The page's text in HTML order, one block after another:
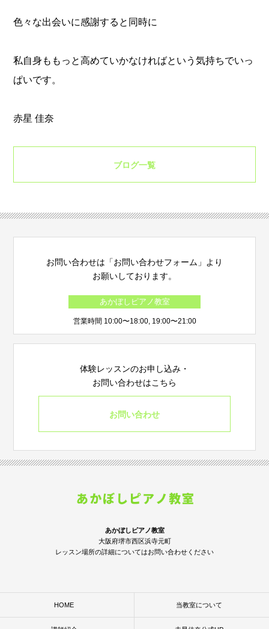
色々な出会いに感謝すると同時に
私自身ももっと高めていかなければという気持ちでいっ
ぱいです。
赤星 佳奈
ブログ一覧
お問い合わせは「お問い合わせフォーム」より
お願いしております。
あかぼしピアノ教室
営業時間 10:00〜18:00, 19:00〜21:00
体験レッスンのお申し込み・
お問い合わせはこちら
お問い合わせ
あかぼしピアノ教室
大阪府堺市西区浜寺元町
レッスン場所の詳細についてはお問い合わせください
HOME 当教室について